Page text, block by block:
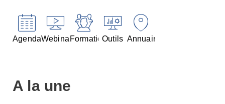
AgendaWebinairesFormationsOutils Annuaires
A la une